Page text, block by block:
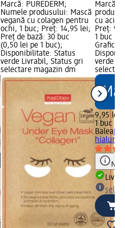
Marcă: PUREDERM;
Numele produsului: Mască
vegană cu colagen pentru
ochi, 1 buc; Preț: 14,95 lei;
Preț de bază: 30 buc
(0,50 lei pe 1 buc);
Disponibilitate: Status
verde Livrabil, Status gri
selectare magazin dm
Marcă:
cu acid
Preț:
1 buc
Grafică
verde
9,95 lei
1 buc
Balea
Notă